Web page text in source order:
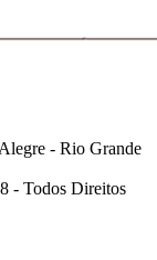
- Rio Grande
- Todos Direitos